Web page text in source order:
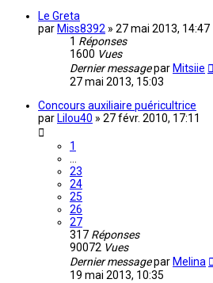
Le Greta
par Miss8392 » 27 mai 2013, 14:47
1 Réponses
1600 Vues
Dernier messagepar Mitsiie
27 mai 2013, 15:03
Concours auxiliaire puéricultrice
par Lilou40 » 27 févr. 2010, 17:11
1
23
24
25
26
27
317 Réponses
90072 Vues
Dernier messagepar Melina
19 mai 2013, 10:35